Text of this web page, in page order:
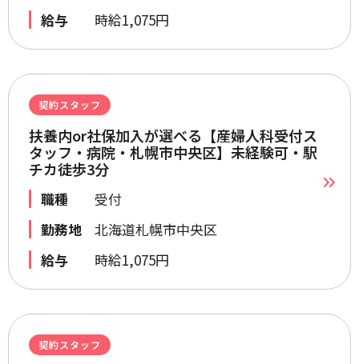
給与
時給1,075円
契約スタッフ
扶養内or社保加入が選べる【産婦人科受付ス
タッフ・病院・札幌市中央区】未経験可・駅
チカ徒歩3分
職種
受付
勤務地
北海道札幌市中央区
給与
時給1,075円
契約スタッフ